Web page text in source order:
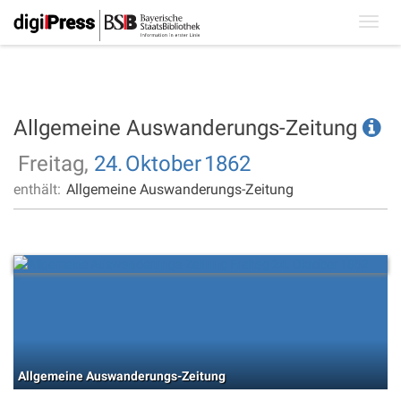
Allgemeine Auswanderungs-Zeitung
Freitag, 24.Oktober1862
enthält: Allgemeine Auswanderungs-Zeitung
Allgemeine Auswanderungs-Zeitung